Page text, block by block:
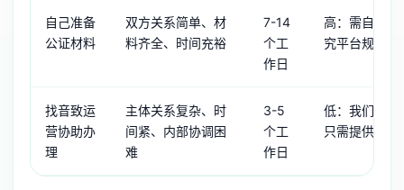
自己准备
公证材料
双方关系简单、材
料齐全、时间充裕
7-14
个工
作日
高：需自己对
究平台规则、
找音致运
营协助办
理
主体关系复杂、时
间紧、内部协调困
难
3-5
个工
作日
低：我们全流
只需提供基础